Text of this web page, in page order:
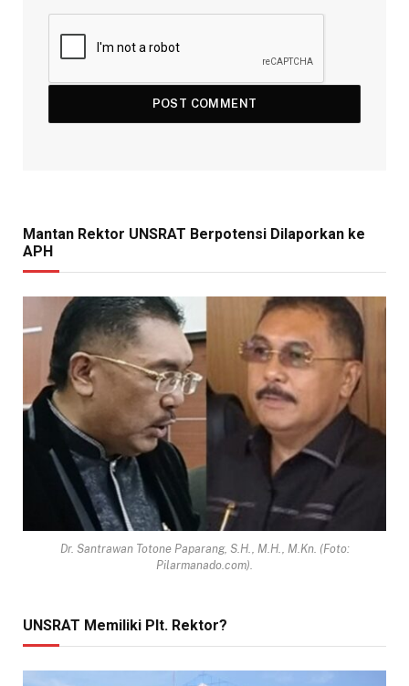
Mantan Rektor UNSRAT Berpotensi Dilaporkan ke
APH
Dr. Santrawan Totone Paparang, S.H., M.H., M.Kn. (Foto:
Pilarmanado.com).
UNSRAT Memiliki Plt. Rektor?